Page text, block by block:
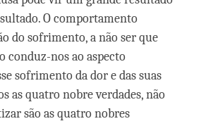
O comportamento
do sofrimento, a não ser que
conduz-nos ao aspecto
sofrimento da dor e das suas
as quatro nobre verdades, não
são as quatro nobres